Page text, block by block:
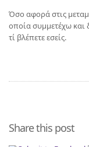
Όσο αφορά στις
οποία συμμετέχω
τί βλέπετε εσείς.
Share this post